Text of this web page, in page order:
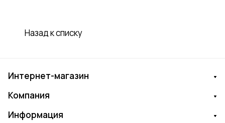
Назад к списку
Интернет-магазин
Компания
Информация